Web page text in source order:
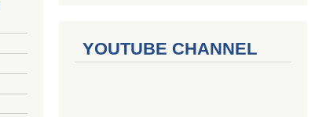
YOUTUBE CHANNEL